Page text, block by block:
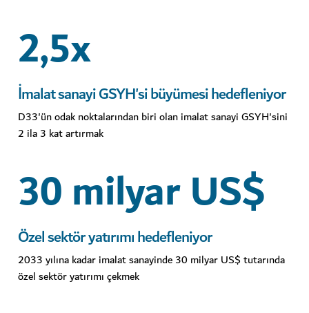
2,5x
İmalat sanayi GSYH'si büyümesi hedefleniyor
D33'ün odak noktalarından biri olan imalat sanayi GSYH'sini
2 ila 3 kat artırmak
30 milyar US$
Özel sektör yatırımı hedefleniyor
2033 yılına kadar imalat sanayinde 30 milyar US$ tutarında
özel sektör yatırımı çekmek